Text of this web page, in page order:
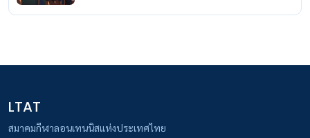
LTAT
สมาคมกีฬาลอนเทนนิสแห่งประเทศไทย